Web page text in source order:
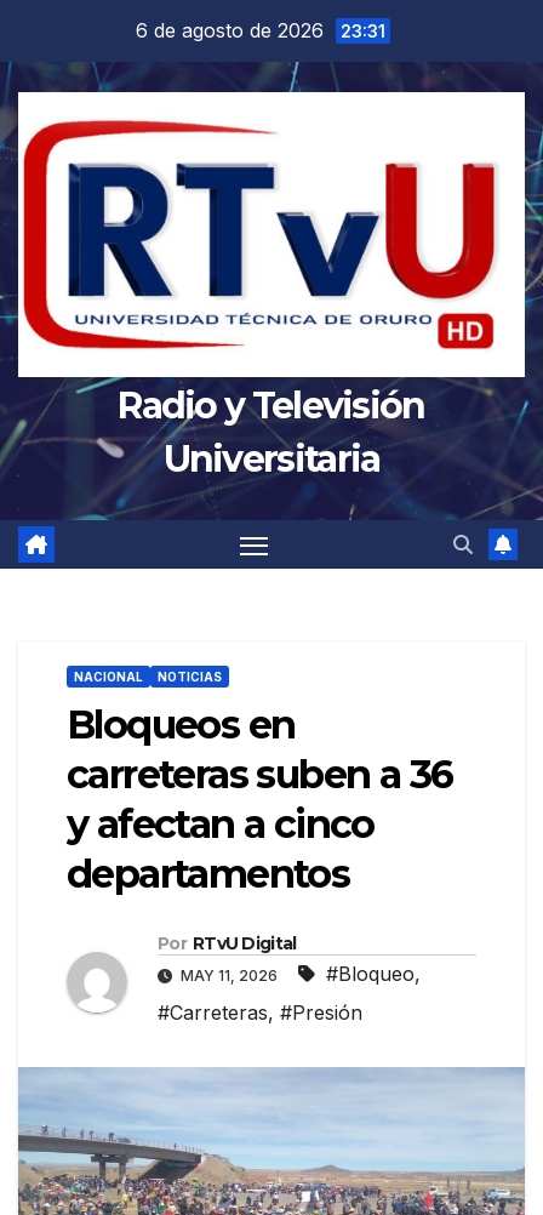
contenido
6 de agosto de 2026 23:31
Radio y Televisión
Universitaria
NACIONAL NOTICIAS
Bloqueos en
carreteras suben a 36
y afectan a cinco
departamentos
Por RTvU Digital
MAY 11, 2026 #Bloqueo,
#Carreteras, #Presión